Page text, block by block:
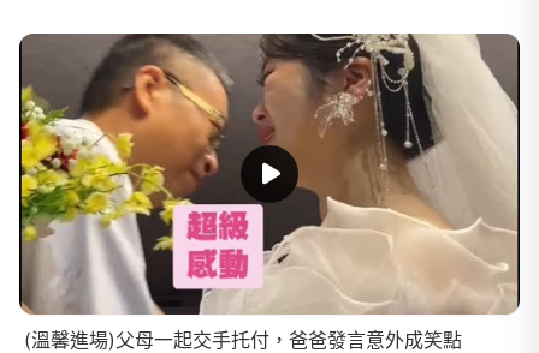
(溫馨進場)父母一起交手托付，爸爸發言意外成笑點